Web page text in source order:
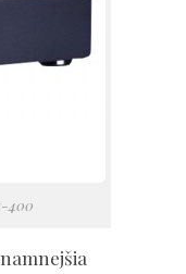
400